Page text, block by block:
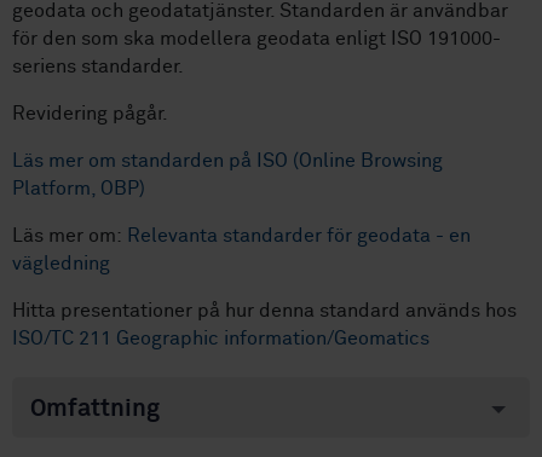
geodata och geodatatjänster. Standarden är användbar
för den som ska modellera geodata enligt ISO 191000-
seriens standarder.
Revidering pågår.
Läs mer om standarden på ISO (Online Browsing
Platform, OBP)
Läs mer om: Relevanta standarder för geodata - en
vägledning
Hitta presentationer på hur denna standard används hos
ISO/TC 211 Geographic information/Geomatics
Omfattning